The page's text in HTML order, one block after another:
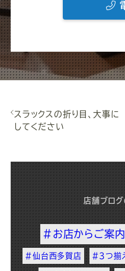
スラックスの折り目、大事に
してください
店舗ブログ
#お店からご案内
#仙台西多賀店 #3つ揃